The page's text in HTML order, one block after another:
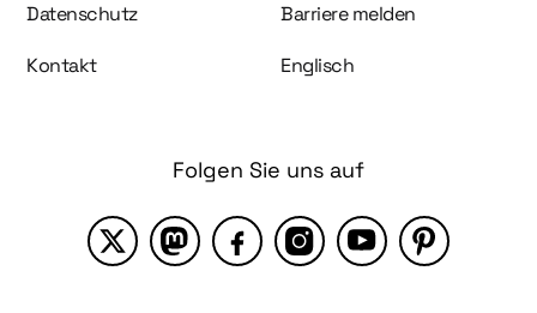
Datenschutz Barriere melden
Kontakt Englisch
Folgen Sie uns auf